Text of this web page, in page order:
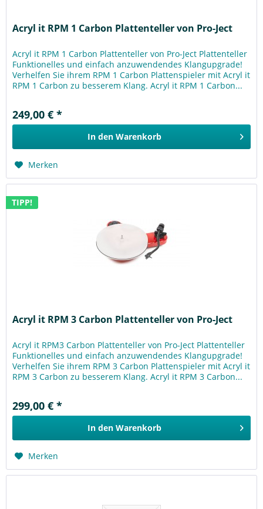
Acryl it RPM 1 Carbon Plattenteller von Pro-Ject
Acryl it RPM 1 Carbon Plattenteller von Pro-Ject Plattenteller
Funktionelles und einfach anzuwendendes Klangupgrade!
Verhelfen Sie ihrem RPM 1 Carbon Plattenspieler mit Acryl it
RPM 1 Carbon zu besserem Klang. Acryl it RPM 1 Carbon...
249,00 € *
In den Warenkorb
Merken
TIPP!
Acryl it RPM 3 Carbon Plattenteller von Pro-Ject
Acryl it RPM3 Carbon Plattenteller von Pro-Ject Plattenteller
Funktionelles und einfach anzuwendendes Klangupgrade!
Verhelfen Sie ihrem RPM 3 Carbon Plattenspieler mit Acryl it
RPM 3 Carbon zu besserem Klang. Acryl it RPM 3 Carbon...
299,00 € *
In den Warenkorb
Merken